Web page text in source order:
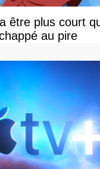
être plus court
au pire